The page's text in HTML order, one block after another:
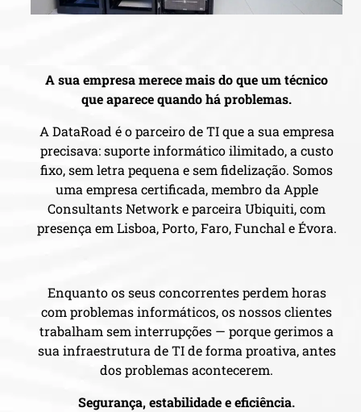
A sua empresa merece mais do que um técnico
que aparece quando há problemas.
A DataRoad é o parceiro de TI que a sua empresa
precisava: suporte informático ilimitado, a custo
fixo, sem letra pequena e sem fidelização. Somos
uma empresa certificada, membro da Apple
Consultants Network e parceira Ubiquiti, com
presença em Lisboa, Porto, Faro, Funchal e Évora.
Enquanto os seus concorrentes perdem horas
com problemas informáticos, os nossos clientes
trabalham sem interrupções — porque gerimos a
sua infraestrutura de TI de forma proativa, antes
dos problemas acontecerem.
Segurança, estabilidade e eficiência.